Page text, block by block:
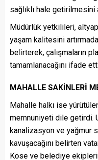
sağlıklı hale getirilmesini
Müdürlük yetkilileri,
yaşam kalitesini artırmada
belirterek, çalışmaların
tamamlanacağını ifade
MAHALLE SAKİNLERİ
Mahalle halkı ise
memnuniyeti dile getirdi.
kanalizasyon ve yağmur
kavuşacağını belirten
Köse ve belediye